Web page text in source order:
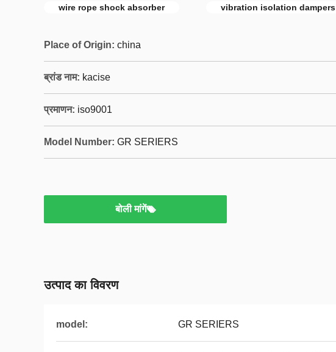
wire rope shock absorber vibration isolation dampers
Place of Origin: china
ब्रांड नाम: kacise
प्रमाणन: iso9001
Model Number: GR SERIERS
बोली मांगें
उत्पाद का विवरण
model: GR SERIERS